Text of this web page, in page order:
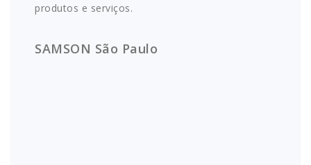
produtos e serviços.
SAMSON São Paulo